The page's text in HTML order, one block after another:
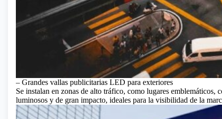
– Grandes vallas publicitarias LED para exteriores
Se instalan en zonas de alto tráfico, como lugares emblemáticos,
luminosos y de gran impacto, ideales para la visibilidad de la